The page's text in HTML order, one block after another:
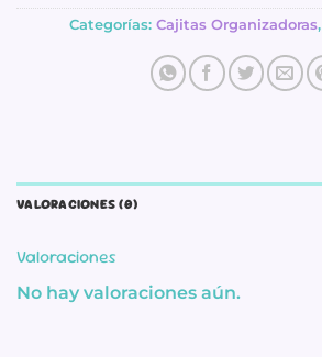
Categorías: Cajitas Organizadoras,
VALORACIONES (0)
Valoraciones
No hay valoraciones aún.